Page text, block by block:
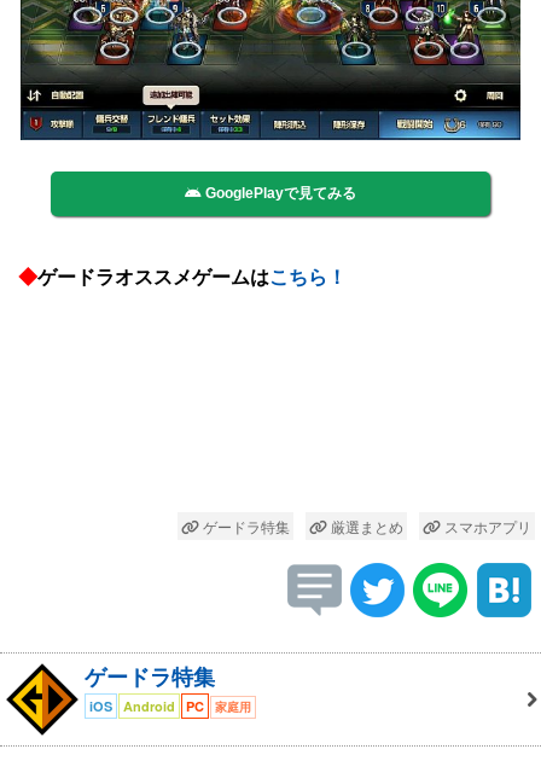
GooglePlayで見てみる
◆ゲードラオススメゲームはこちら！
ゲードラ特集 厳選まとめ スマホアプリ
ゲードラ特集
iOS Android PC 家庭用